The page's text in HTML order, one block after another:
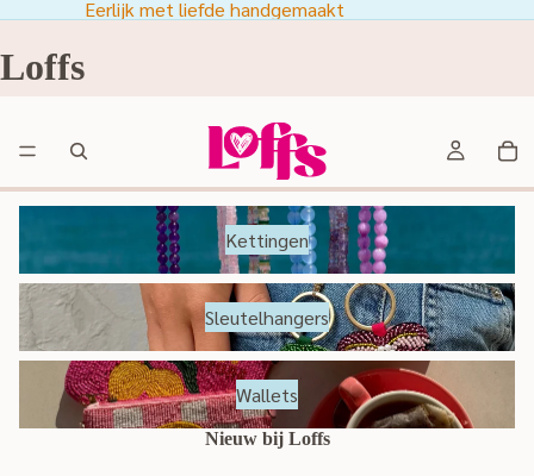
Eerlijk met liefde handgemaakt
Loffs
Kettingen
Sleutelhangers
Sleutelhangers
Wallets
Wallets
Nieuw bij Loffs